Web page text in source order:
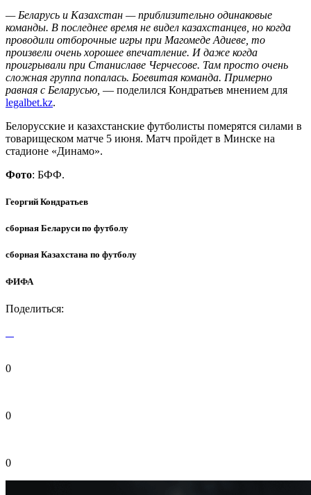
— Беларусь и Казахстан — приблизительно одинаковые
команды. В последнее время не видел казахстанцев, но когда
проводили отборочные игры при Магомеде Адиеве, то
произвели очень хорошее впечатление. И даже когда
проигрывали при Станиславе Черчесове. Там просто очень
сложная группа попалась. Боевитая команда. Примерно
равная с Беларусью, — поделился Кондратьев мнением для
legalbet.kz.
Белорусские и казахстанские футболисты померятся силами в
товарищеском матче 5 июня. Матч пройдет в Минске на
стадионе «Динамо».
Фото: БФФ.
Георгий Кондратьев
сборная Беларуси по футболу
сборная Казахстана по футболу
ФИФА
Поделиться:
0
0
0